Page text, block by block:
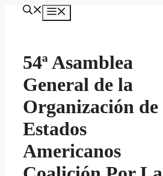
Saltar
54ª Asamblea
General de la
Organización de
Estados
Americanos